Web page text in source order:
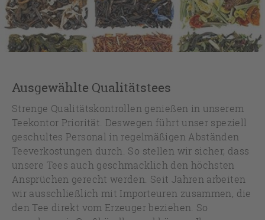
Ausgewählte Qualitätstees
Strenge Qualitätskontrollen genießen in unserem
Teekontor Priorität. Deswegen führt unser speziell
geschultes Personal in regelmäßigen Abständen
Teeverkostungen durch. So stellen wir sicher, dass
unsere Tees auch geschmacklich den höchsten
Ansprüchen gerecht werden. Seit Jahren arbeiten
wir ausschließlich mit Importeuren zusammen, die
den Tee direkt vom Erzeuger beziehen. So